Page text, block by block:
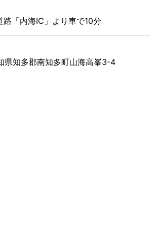
「内海IC」より車で10分
知多郡南知多町山海高峯3-4